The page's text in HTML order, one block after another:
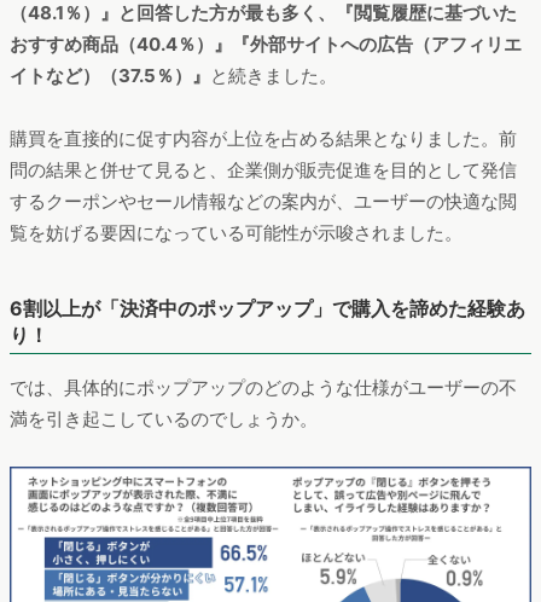
（48.1％）』と回答した方が最も多く、『閲覧履歴に基づいた
おすすめ商品（40.4％）』『外部サイトへの広告（アフィリエ
イトなど）（37.5％）』 と続きました。
購買を直接的に促す内容が上位を占める結果となりました。前
問の結果と併せて見ると、企業側が販売促進を目的として発信
するクーポンやセール情報などの案内が、ユーザーの快適な閲
覧を妨げる要因になっている可能性が示唆されました。
6割以上が「決済中のポップアップ」で購入を諦めた経験あ
り！
では、具体的にポップアップのどのような仕様がユーザーの不
満を引き起こしているのでしょうか。